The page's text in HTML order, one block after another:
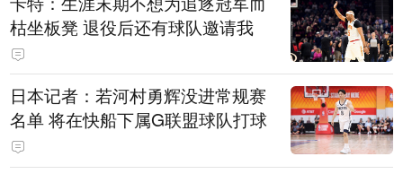
枯坐板凳 退役后还有球队邀请我
日本记者：若河村勇辉没进常规赛
名单 将在快船下属G联盟球队打球